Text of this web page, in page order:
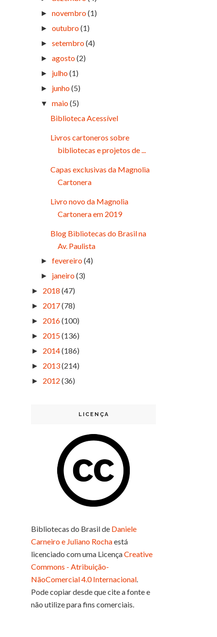
►novembro(1)
►outubro(1)
►setembro(4)
►agosto(2)
► julho(1)
► junho(5)
▼ maio(5)
Biblioteca Acessível
Livros cartoneros sobre
bibliotecas e projetos de ...
Capas exclusivas da Magnolia
Cartonera
Livro novo da Magnolia
Cartonera em 2019
Blog Bibliotecas do Brasil na
Av. Paulista
►fevereiro(4)
► janeiro(3)
► 2018 (47)
► 2017(78)
► 2016(100)
► 2015(136)
► 2014(186)
► 2013(214)
► 2012 (36)
LICENÇA
Bibliotecas do Brasilde Daniele
Carneiro e Juliano Rochaestá
licenciado com uma LicençaCreative
Commons - Atribuição-
NãoComercial 4.0 Internacional.
Pode copiar desde que cite a fonte e
não utilize para fins comerciais.